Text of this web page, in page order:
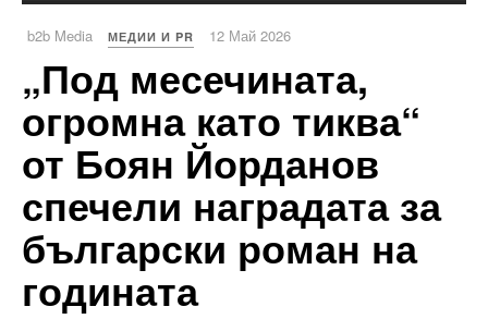
b2b Media МЕДИИ И PR 12 Май 2026
„Под месечината,
огромна като тиква“
от Боян Йорданов
спечели наградата за
български роман на
годината